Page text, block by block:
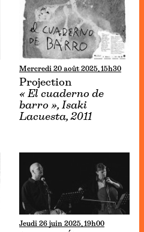
Mercredi 20 août 2025, 15h30
Projection
« El cuaderno de
barro », Isaki
Lacuesta, 2011
Jeudi 26 juin 2025, 19h00